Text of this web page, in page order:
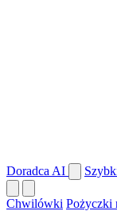
Doradca AI
Chwilówki Pożyczki